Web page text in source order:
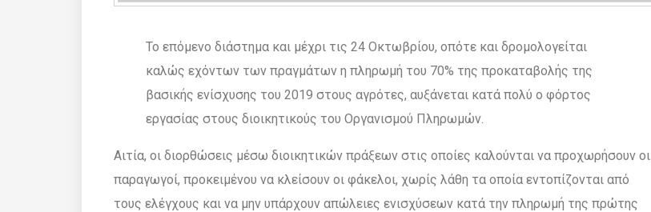
Το επόµενο διάστηµα και µέχρι τις 24 Οκτωβρίου, οπότε και δροµολογείται
καλώς εχόντων των πραγµάτων η πληρωµή του 70% της προκαταβολής της
βασικής ενίσχυσης του 2019 στους αγρότες, αυξάνεται κατά πολύ ο φόρτος
εργασίας στους διοικητικούς του Οργανισµού Πληρωµών.
Αιτία, οι διορθώσεις µέσω διοικητικών πράξεων στις οποίες καλούνται να προχωρήσουν οι
παραγωγοί, προκειµένου να κλείσουν οι φάκελοι, χωρίς λάθη τα οποία εντοπίζονται από
τους ελέγχους και να µην υπάρχουν απώλειες ενισχύσεων κατά την πληρωµή της πρώτης